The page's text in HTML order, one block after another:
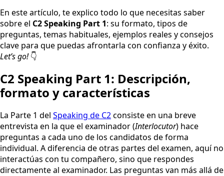
En este artículo, te explico todo lo que necesitas saber
sobre el C2 Speaking Part 1: su formato, tipos de
preguntas, temas habituales, ejemplos reales y consejos
clave para que puedas afrontarla con confianza y éxito.
Let’s go!👇
C2 Speaking Part 1: Descripción,
formato y características
La Parte 1 del Speaking de C2consiste en una breve
entrevista en la que el examinador (Interlocutor) hace
preguntas a cada uno de los candidatos de forma
individual. A diferencia de otras partes del examen, aquí no
interactúas con tu compañero, sino que respondes
directamente al examinador. Las preguntas van más allá de